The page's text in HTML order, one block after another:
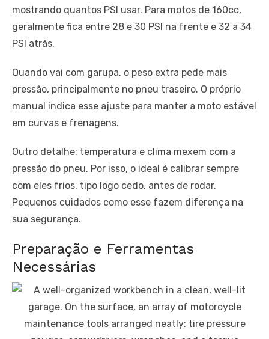
mostrando quantos PSI usar. Para motos de 160cc,
geralmente fica entre 28 e 30 PSI na frente e 32 a 34
PSI atrás.
Quando vai com garupa, o peso extra pede mais
pressão, principalmente no pneu traseiro. O próprio
manual indica esse ajuste para manter a moto estável
em curvas e frenagens.
Outro detalhe: temperatura e clima mexem com a
pressão do pneu. Por isso, o ideal é calibrar sempre
com eles frios, tipo logo cedo, antes de rodar.
Pequenos cuidados como esse fazem diferença na
sua segurança.
Preparação e Ferramentas
Necessárias